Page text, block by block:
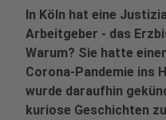
In Köln hat eine
Arbeitgeber - das
Warum? Sie hatte
Corona-Pandemie ins
wurde daraufhin
kuriose Geschichten